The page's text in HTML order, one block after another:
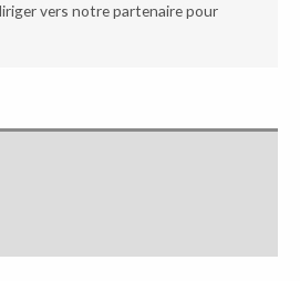
vers notre partenaire pour